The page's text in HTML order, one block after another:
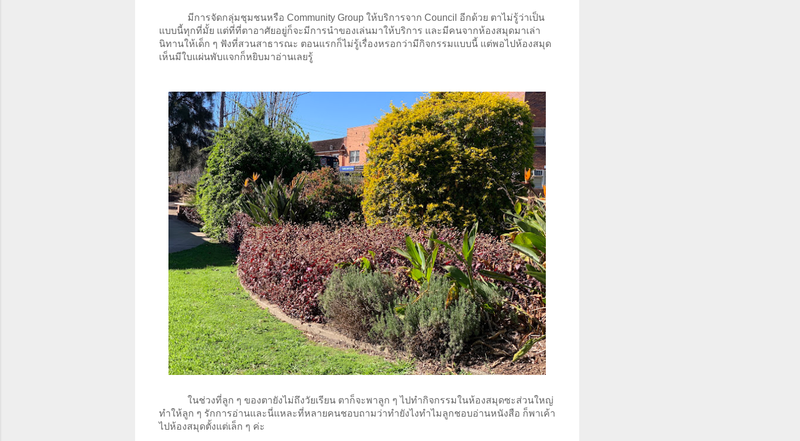
มีการจัดกลุ่มชุมชนหรือ Community Group ให้บริการจาก Council อีกด้วย ตาไม่รู้ว่าเป็น
แบบนี้ทุกที่มั้ย แต่ที่ที่ตาอาศัยอยู่ก็จะมีการนำของเล่นมาให้บริการ และมีคนจากห้องสมุดมาเล่า
นิทานให้เด็ก ๆ ฟังที่สวนสาธารณะ ตอนแรกก็ไม่รู้เรื่องหรอกว่ามีกิจกรรมแบบนี้ แต่พอไปห้องสมุด
เห็นมีใบแผ่นพับแจกก็หยิบมาอ่านเลยรู้
ในช่วงที่ลูก ๆ ของตายังไม่ถึงวัยเรียน ตาก็จะพาลูก ๆ ไปทำกิจกรรมในห้องสมุดซะส่วนใหญ่
ทำให้ลูก ๆ รักการอ่านและนี่แหละที่หลายคนชอบถามว่าทำยังไงทำไมลูกชอบอ่านหนังสือ ก็พาเค้า
ไปห้องสมุดตั้งแต่เล็ก ๆ ค่ะ